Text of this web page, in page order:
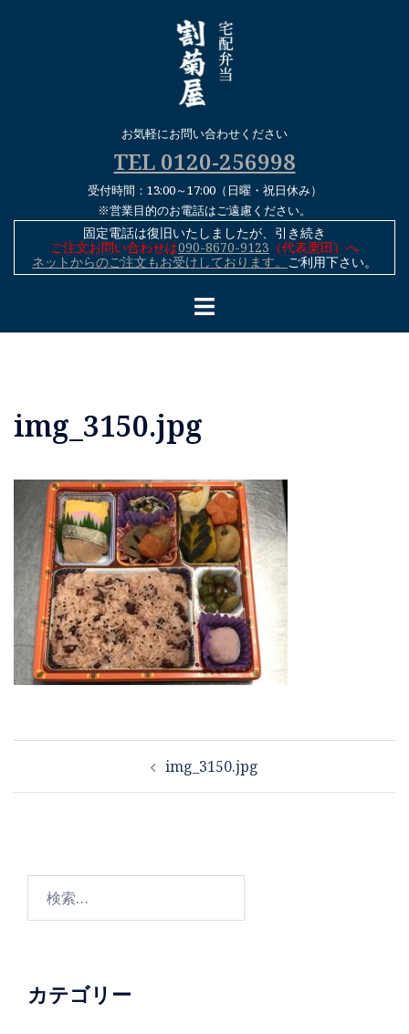
お気軽にお問い合わせください
TEL 0120-256998
受付時間：13:00～17:00（日曜・祝日休み）
※営業目的のお電話はご遠慮ください。
固定電話は復旧いたしましたが、引き続き
ご注文お問い合わせは090-8670-9123 （代表栗田）へ
ネットからのご注文もお受けしております。 ご利用下さい。
img_3150.jpg
投
ナ
ー
ョ
img_3150.jpg
カテゴリー